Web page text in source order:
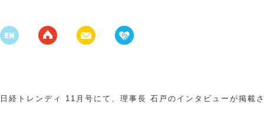
日経トレンディ 11月号にて、理事長 石戸のインタビューが掲載